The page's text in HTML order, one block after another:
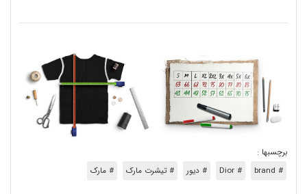
برچسبها :
# brand
# Dior # دیور # تیشرت مارک # مارک